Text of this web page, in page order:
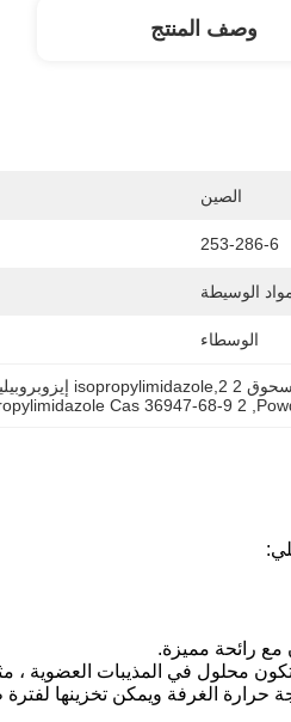
وصف المنتج
الصين
253-286-6
الوسيطة
الوسطاء
2 isopropylimidazole Cas 36947-68-9